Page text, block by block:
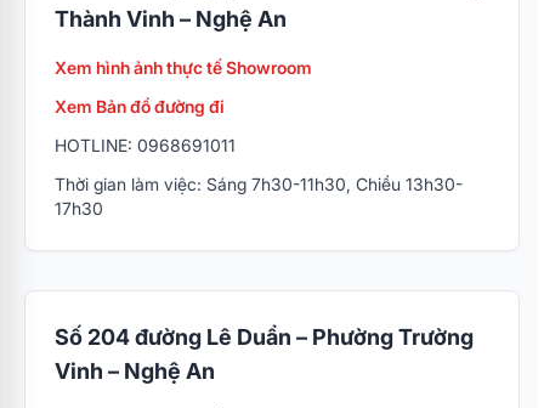
Thành Vinh – Nghệ An
Xem hình ảnh thực tế Showroom
Xem Bản đồ đường đi
HOTLINE: 0968691011
Thời gian làm việc: Sáng 7h30-11h30, Chiều 13h30-
17h30
Số 204 đường Lê Duẩn – Phường Trường
Vinh – Nghệ An